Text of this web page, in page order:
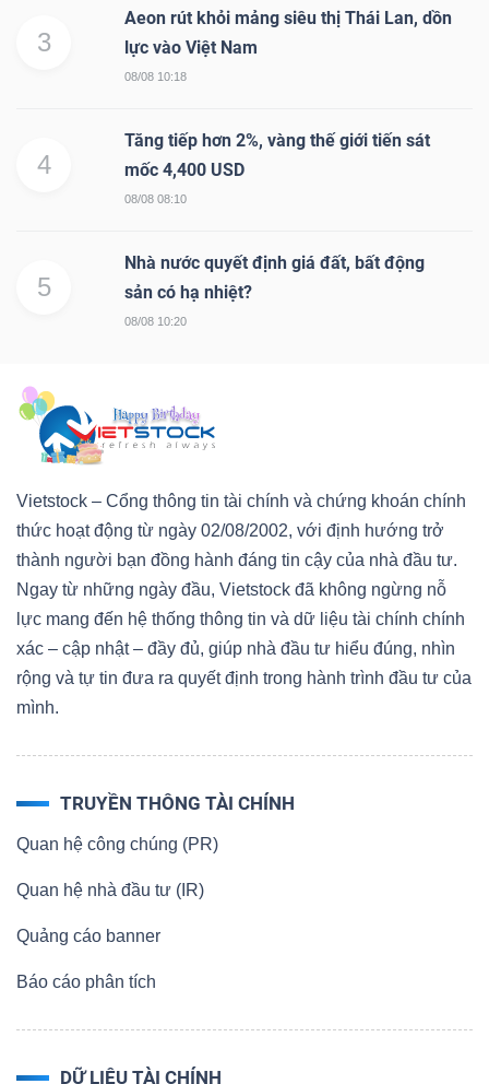
3
Aeon rút khỏi mảng siêu thị Thái Lan, dồn
lực vào Việt Nam
08/08 10:18
4
Tăng tiếp hơn 2%, vàng thế giới tiến sát
mốc 4,400 USD
08/08 08:10
5
Nhà nước quyết định giá đất, bất động
sản có hạ nhiệt?
08/08 10:20
Vietstock – Cổng thông tin tài chính và chứng khoán chính
thức hoạt động từ ngày 02/08/2002, với định hướng trở
thành người bạn đồng hành đáng tin cậy của nhà đầu tư.
Ngay từ những ngày đầu, Vietstock đã không ngừng nỗ
lực mang đến hệ thống thông tin và dữ liệu tài chính chính
xác – cập nhật – đầy đủ, giúp nhà đầu tư hiểu đúng, nhìn
rộng và tự tin đưa ra quyết định trong hành trình đầu tư của
mình.
TRUYỀN THÔNG TÀI CHÍNH
Quan hệ công chúng (PR)
Quan hệ nhà đầu tư (IR)
Quảng cáo banner
Báo cáo phân tích
DỮ LIỆU TÀI CHÍNH
Sách
đầu
Truyền
thông
tài
chính
tài